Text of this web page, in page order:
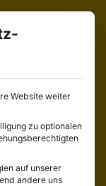
Website weiter
zu optionalen
auf unserer
andere uns